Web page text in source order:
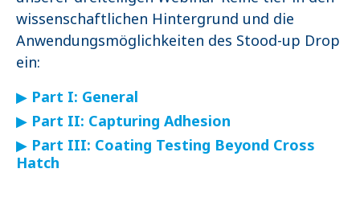
wissenschaftlichen Hintergrund und die
Anwendungsmöglichkeiten des Stood-up Drop
ein:
▶ Part I: General
▶ Part II: Capturing Adhesion
▶ Part III: Coating Testing Beyond Cross
Hatch